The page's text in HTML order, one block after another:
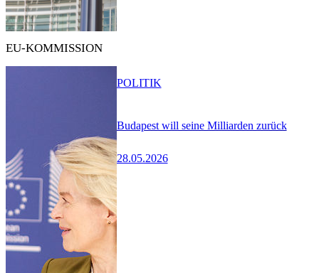
EU-KOMMISSION
Budapest will seine Milliarden zurück
28.05.2026
POLITIK